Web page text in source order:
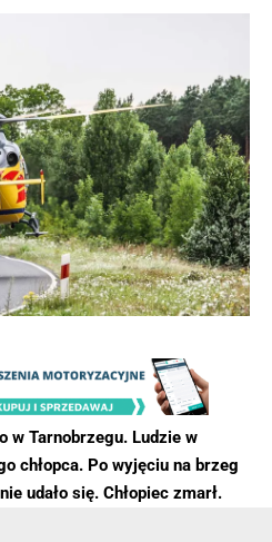
w Tarnobrzegu. Ludzie w
chłopca. Po wyjęciu na brzeg
udało się. Chłopiec zmarł.